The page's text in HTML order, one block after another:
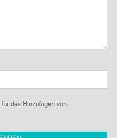
für das Hinzufügen von